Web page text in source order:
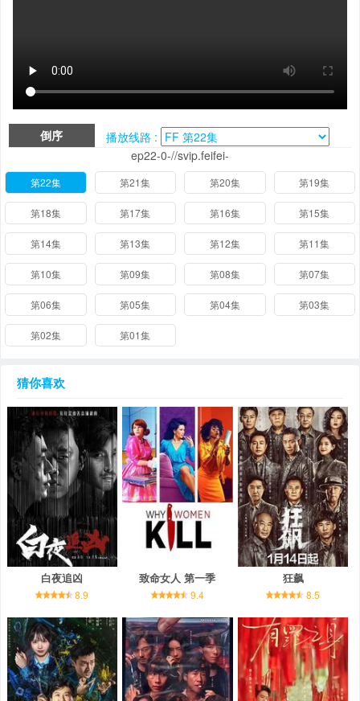
倒序
播放线路 :
ep22-0-//svip.feifei-
第22集 第21集 第20集 第19集
第18集 第17集 第16集 第15集
第14集 第13集 第12集 第11集
第10集 第09集 第08集 第07集
第06集 第05集 第04集 第03集
第02集 第01集
猜你喜欢
白夜追凶
8.9
致命女人 第一季
9.4
狂飙
8.5